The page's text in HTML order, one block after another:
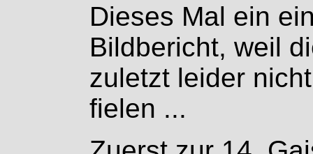
Dieses Mal ein
Bildbericht, weil
zuletzt leider
fielen ...